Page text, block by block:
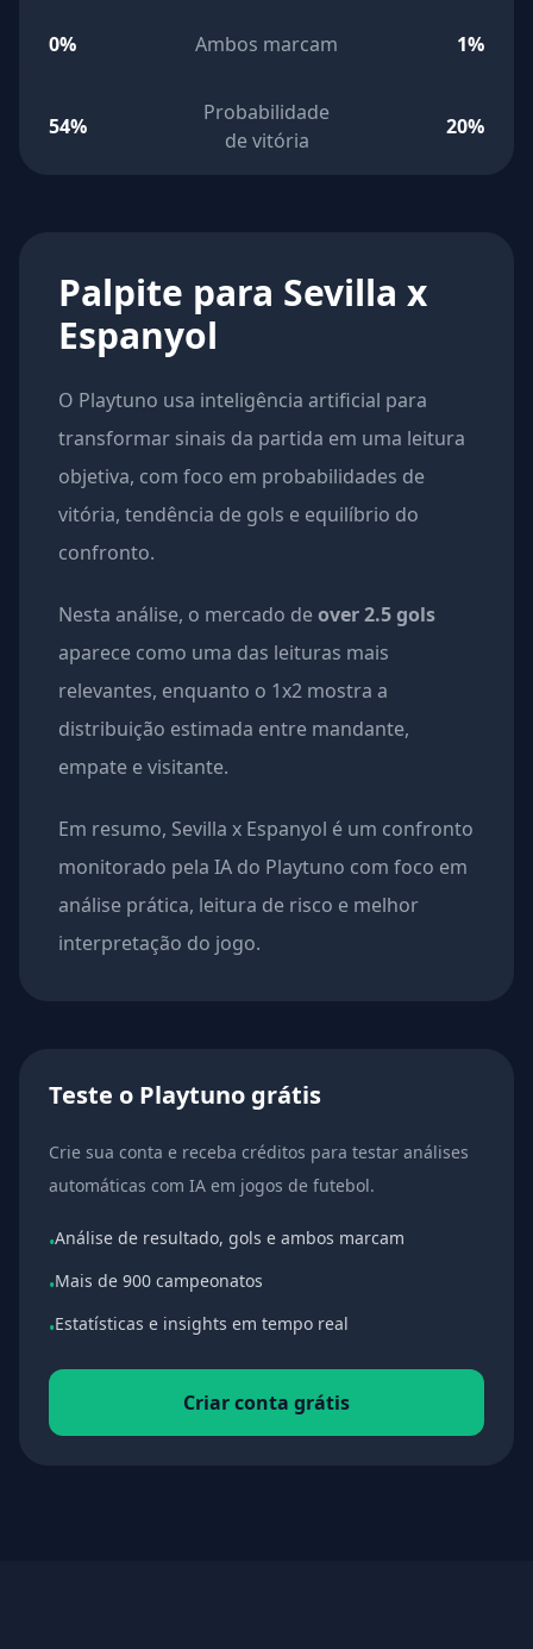
0% Ambos marcam 1%
54%
Probabilidade
de vitória
20%
Palpite para Sevilla x
Espanyol
O Playtuno usa inteligência artificial para
transformar sinais da partida em uma leitura
objetiva, com foco em probabilidades de
vitória, tendência de gols e equilíbrio do
confronto.
Nesta análise, o mercado deover 2.5 gols
aparece como uma das leituras mais
relevantes, enquanto o 1x2 mostra a
distribuição estimada entre mandante,
empate e visitante.
Em resumo, Sevilla x Espanyol é um confronto
monitorado pela IA do Playtuno com foco em
análise prática, leitura de risco e melhor
interpretação do jogo.
Teste o Playtuno grátis
Crie sua conta e receba créditos para testar análises
automáticas com IA em jogos de futebol.
•Análise de resultado, gols e ambos marcam
•Mais de 900 campeonatos
•Estatísticas e insights em tempo real
Criar conta grátis